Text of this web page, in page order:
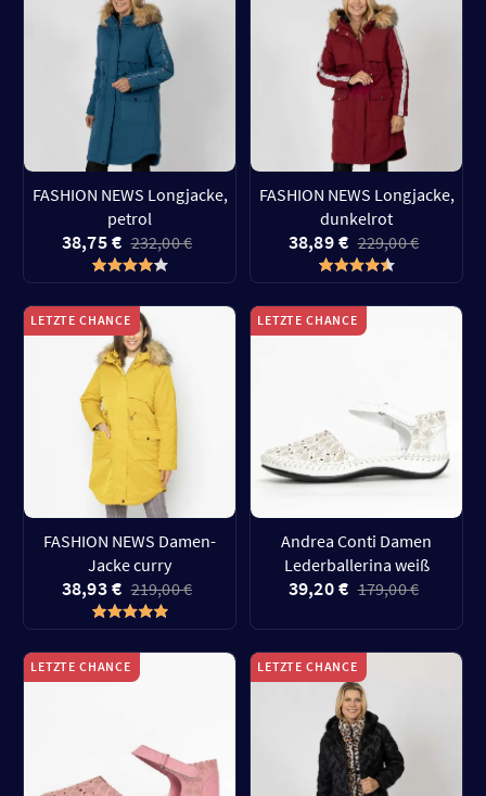
FASHION NEWS Longjacke,
petrol
38,75 € 232,00 €
FASHION NEWS Longjacke,
dunkelrot
38,89 € 229,00 €
LETZTE CHANCE
FASHION NEWS Damen-
Jacke curry
38,93 € 219,00 €
LETZTE CHANCE
Andrea Conti Damen
Lederballerina weiß
39,20 € 179,00 €
LETZTE CHANCE LETZTE CHANCE